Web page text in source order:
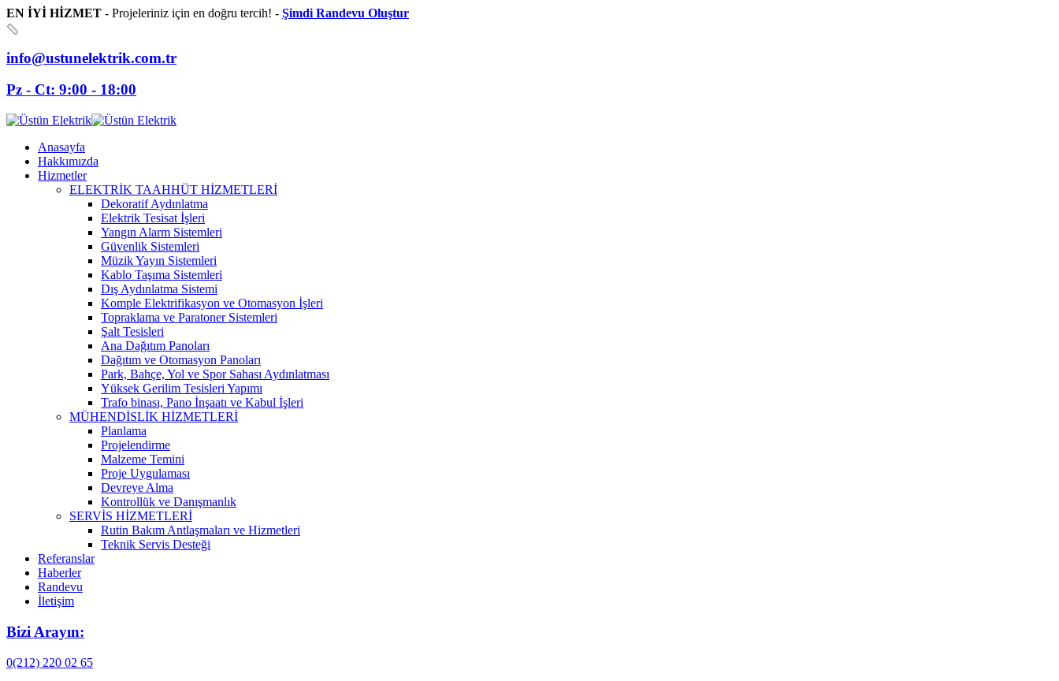
EN İYİ HİZMET - Projeleriniz için en doğru tercih! - Şimdi Randevu Oluştur
info@ustunelektrik.com.tr
Pz - Ct: 9:00 - 18:00
Anasayfa
Hakkımızda
Hizmetler
ELEKTRİK TAAHHÜT HİZMETLERİ
Dekoratif Aydınlatma
Elektrik Tesisat İşleri
Yangın Alarm Sistemleri
Güvenlik Sistemleri
Müzik Yayın Sistemleri
Kablo Taşıma Sistemleri
Dış Aydınlatma Sistemi
Komple Elektrifikasyon ve Otomasyon İşleri
Topraklama ve Paratoner Sistemleri
Şalt Tesisleri
Ana Dağıtım Panoları
Dağıtım ve Otomasyon Panoları
Park, Bahçe, Yol ve Spor Sahası Aydınlatması
Yüksek Gerilim Tesisleri Yapımı
Trafo binası, Pano İnşaatı ve Kabul İşleri
MÜHENDİSLİK HİZMETLERİ
Planlama
Projelendirme
Malzeme Temini
Proje Uygulaması
Devreye Alma
Kontrollük ve Danışmanlık
SERVİS HİZMETLERİ
Rutin Bakım Antlaşmaları ve Hizmetleri
Teknik Servis Desteği
Referanslar
Haberler
Randevu
İletişim
Bizi Arayın:
0(212) 220 02 65